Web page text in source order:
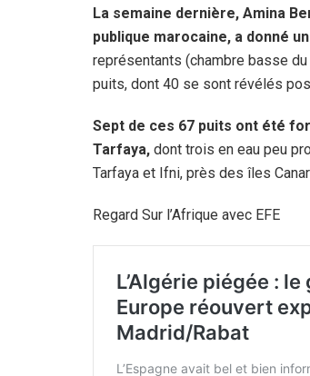
La semaine dernière, Amina
publique marocaine, a donné
représentants (chambre basse
puits, dont 40 se sont révélés
Sept de ces 67 puits ont été
Tarfaya, dont trois en eau peu
Tarfaya et Ifni, près des îles
Regard Sur l’Afrique avec EFE